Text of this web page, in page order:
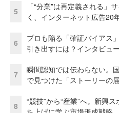
5
「“分業”は再定義される」
く、インターネット広告20
6
プロも陥る「確証バイアス
引き出すには？インタビュ
7
瞬間認知では伝わらない。
で見つけた「ストーリーの届
8
“競技”から“産業”へ。新興